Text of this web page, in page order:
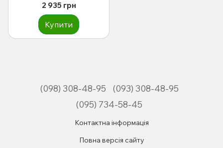
2 935 грн
Купити
(098) 308-48-95
(093) 308-48-95
(095) 734-58-45
Контактна інформація
Повна версія сайту